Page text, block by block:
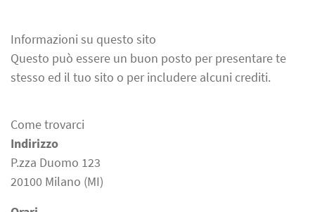
Informazioni su questo sito
Questo può essere un buon posto per presentare te
stesso ed il tuo sito o per includere alcuni crediti.
Come trovarci
Indirizzo
P.zza Duomo 123
20100 Milano (MI)